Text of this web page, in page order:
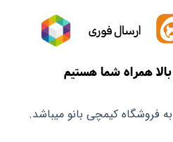
فروشگاه کیمچی بانو میباشد.
ارسال فوری
همراه شما هستیم